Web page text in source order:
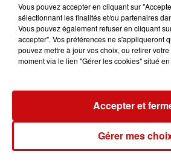
LES AUTRES ACTUALITÉS
31 juillet 2026
MULHOUSE :
mois de prison
nazi
31 juillet 2026
LA 77E FOIRE
Vous pouvez accepter en cliquant sur
sélectionnant les finalités et/ou partenaires
Vous pouvez également refuser en cliquant
accepter". Vos préférences ne s'appliqueront
pouvez mettre à jour vos choix, ou retirer
moment via le lien "Gérer les cookies" situé
Gérer mes
Accepter et